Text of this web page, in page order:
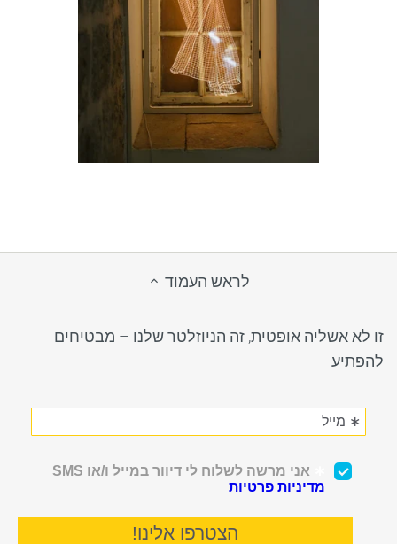
לראש העמוד
זו לא אשליה אופטית, זה הניוזלטר שלנו – מבטיחים
להפתיע